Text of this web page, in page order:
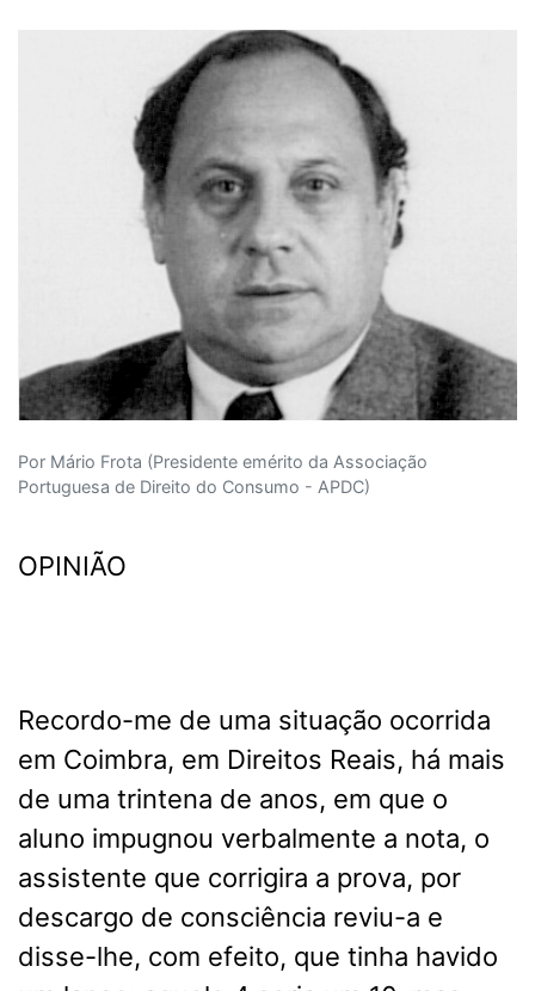
Por Mário Frota (Presidente emérito da Associação
Portuguesa de Direito do Consumo - APDC)
OPINIÃO
Recordo-me de uma situação ocorrida
em Coimbra, em Direitos Reais, há mais
de uma trintena de anos, em que o
aluno impugnou verbalmente a nota, o
assistente que corrigira a prova, por
descargo de consciência reviu-a e
disse-lhe, com efeito, que tinha havido